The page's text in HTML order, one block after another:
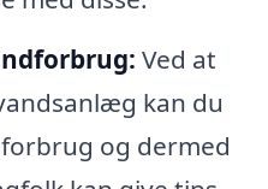
Ved at
kan du
og dermed